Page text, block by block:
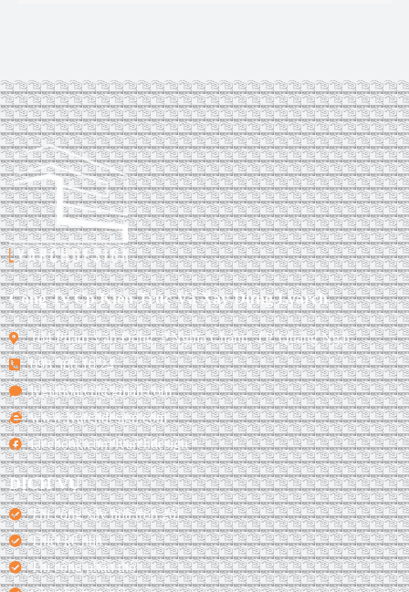
Công Ty Cp Kiến Trúc Và Xây Dựng Lyarch
164 Phạm Văn Đồng, P.Nghĩa Chánh, TP. Quảng Ngãi
098 386 10 24
lygia86arch@gmail.com
www.lyarchdesign.com
facebook.com/lyarchdesign
DỊCH VỤ
Thi công xây nhà trọn gói
Thiết kế nhà
Thi công phần thô